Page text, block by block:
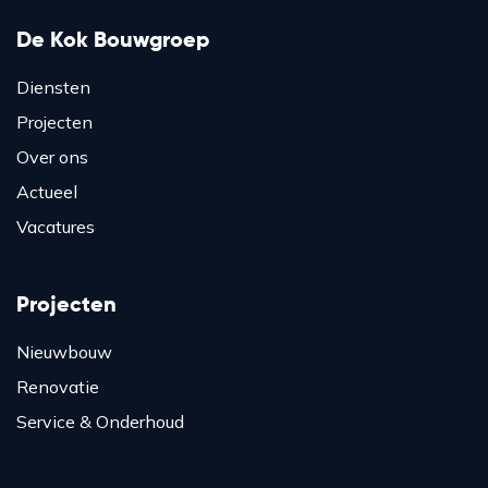
De Kok Bouwgroep
Diensten
Projecten
Over ons
Actueel
Vacatures
Projecten
Nieuwbouw
Renovatie
Service & Onderhoud